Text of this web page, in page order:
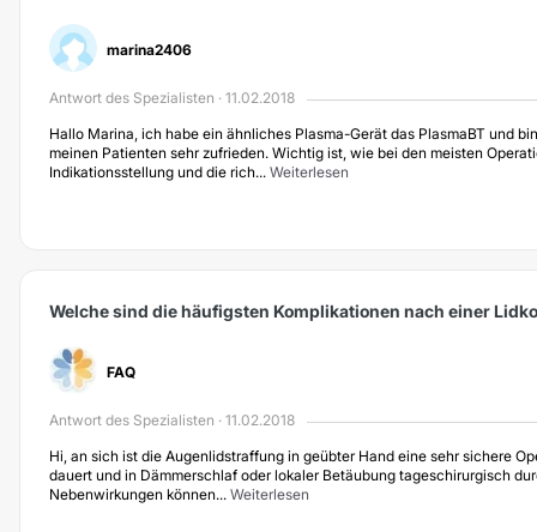
marina2406
Antwort des Spezialisten · 11.02.2018
Hallo Marina, ich habe ein ähnliches Plasma-Gerät das PlasmaBT und
meinen Patienten sehr zufrieden. Wichtig ist, wie bei den meisten
Indikationsstellung und die rich... Weiterlesen
Welche sind die häufigsten Komplikationen nach einer
FAQ
Antwort des Spezialisten · 11.02.2018
Hi, an sich ist die Augenlidstraffung in geübter Hand eine sehr sichere
dauert und in Dämmerschlaf oder lokaler Betäubung tageschirurgisch
Nebenwirkungen können... Weiterlesen